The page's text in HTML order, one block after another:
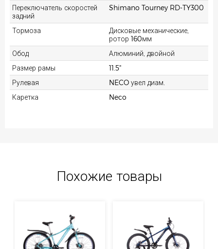
Переключатель скоростей
задний
Shimano Tourney RD-TY300
Тормоза
Дисковые механические,
ротор 160мм
Обод
Алюминий, двойной
Размер рамы
11.5"
Рулевая
NECO увел диам.
Каретка
Neco
Похожие товары